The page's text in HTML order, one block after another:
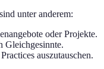
unter anderem:
oder Projekte.
Gleichgesinnte.
auszutauschen.